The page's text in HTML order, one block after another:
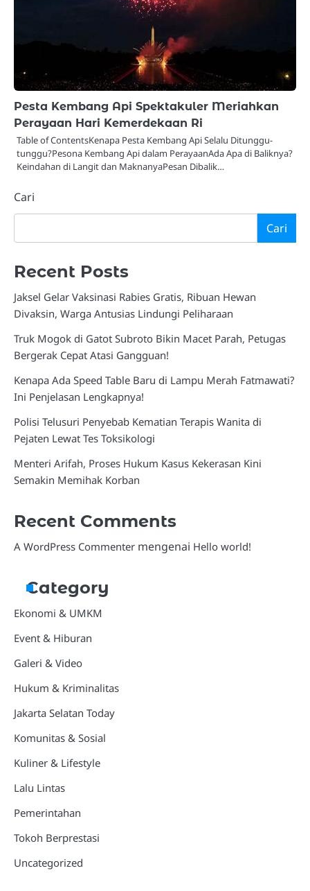
Pesta Kembang Api Spektakuler Meriahkan
Perayaan Hari Kemerdekaan Ri
Table of ContentsKenapa Pesta Kembang Api Selalu Ditunggu-
tunggu?Pesona Kembang Api dalam PerayaanAda Apa di Baliknya?
Keindahan di Langit dan MaknanyaPesan Dibalik…
Cari
Cari
Recent Posts
Jaksel Gelar Vaksinasi Rabies Gratis, Ribuan Hewan
Divaksin, Warga Antusias Lindungi Peliharaan
Truk Mogok di Gatot Subroto Bikin Macet Parah, Petugas
Bergerak Cepat Atasi Gangguan!
Kenapa Ada Speed Table Baru di Lampu Merah Fatmawati?
Ini Penjelasan Lengkapnya!
Polisi Telusuri Penyebab Kematian Terapis Wanita di
Pejaten Lewat Tes Toksikologi
Menteri Arifah, Proses Hukum Kasus Kekerasan Kini
Semakin Memihak Korban
Recent Comments
A WordPress Commenter mengenai Hello world!
Category
Ekonomi & UMKM
Event & Hiburan
Galeri & Video
Hukum & Kriminalitas
Jakarta Selatan Today
Komunitas & Sosial
Kuliner & Lifestyle
Lalu Lintas
Pemerintahan
Tokoh Berprestasi
Uncategorized